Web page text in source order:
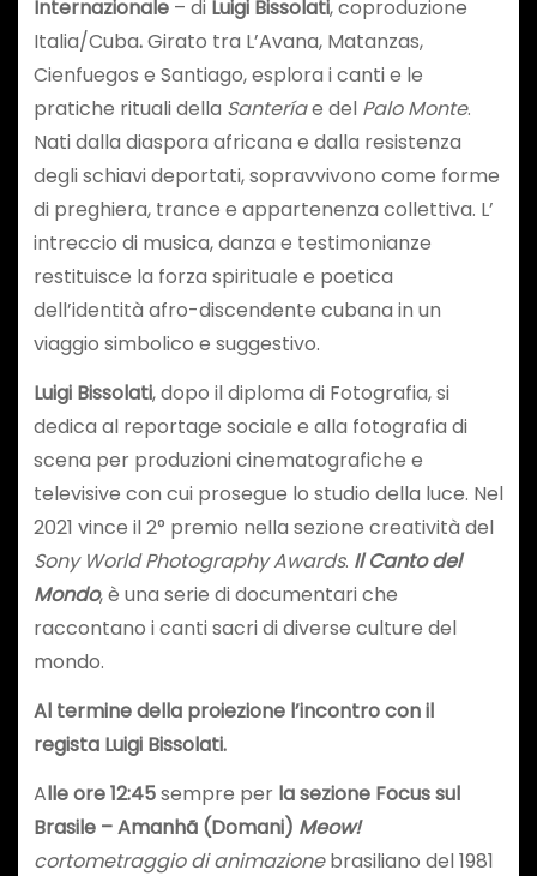
Internazionale – di Luigi Bissolati, coproduzione
Italia/Cuba.Girato tra L’Avana, Matanzas,
Cienfuegos e Santiago, esplora i canti e le
pratiche rituali della Santeríae del Palo Monte.
Nati dalla diaspora africana e dalla resistenza
degli schiavi deportati, sopravvivono come forme
di preghiera, trance e appartenenza collettiva. L’
intreccio di musica, danza e testimonianze
restituisce la forza spirituale e poetica
dell’identità afro-discendente cubana in un
viaggio simbolico e suggestivo.
Luigi Bissolati, dopo il diploma di Fotografia, si
dedica al reportage sociale e alla fotografia di
scena per produzioni cinematografiche e
televisive con cui prosegue lo studio della luce. Nel
2021 vince il 2° premio nella sezione creatività del
Sony World Photography Awards. Il Canto del
Mondo, è una serie di documentari che
raccontano i canti sacri di diverse culture del
mondo.
Al termine della proiezione l’incontro con il
regista Luigi Bissolati.
Alleore 12:45sempre perla sezione Focus sul
Brasile – Amanhã (Domani) Meow!
cortometraggio di animazionebrasiliano del 1981